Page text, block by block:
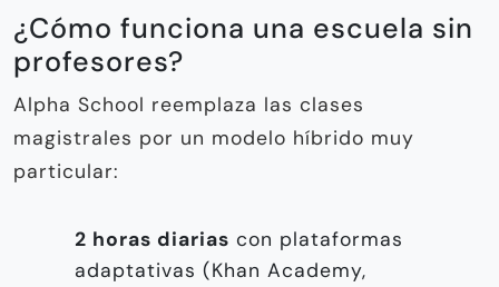
¿Cómo funciona una escuela sin
profesores?
Alpha School reemplaza las clases
magistrales por un modelo híbrido muy
particular:
2 horas diarias con plataformas
adaptativas (Khan Academy,